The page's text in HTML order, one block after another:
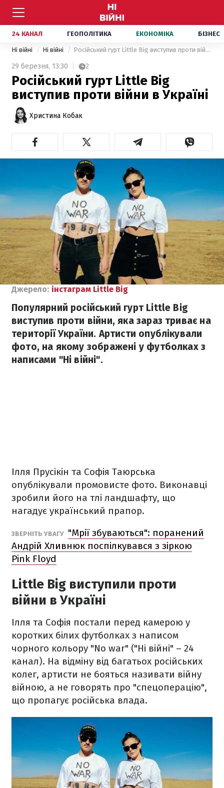
24 КАНАЛ ГЕОПОЛІТИКА ЕКОНОМІКА БІЗНЕС
Ні війні Ні війні Російський гурт Little Big виступив проти війни в Україні
29 березня, 13:30 2
Російський гурт Little Big
виступив проти війни в Україні
Христина Кобак
Джерело: інстаграм Little Big
Популярний російський гурт Little Big
виступив проти війни, яка зараз триває на
території України. Артисти опублікували
фото, на якому зображені у футболках з
написами "Ні війні".
Ілля Прусікін та Софія Таюрська
опублікували промовисте фото. Виконавці
зробили його на тлі ландшафту, що
нагадує український прапор.
ЗВЕРНІТЬ УВАГУ "Мрії збуваються": поранений
Андрій Хливнюк поспілкувався з зіркою
Pink Floyd
Little Big виступили проти
війни в Україні
Ілля та Софія постали перед камерою у
коротких білих футболках з написом
чорного кольору "No war" ("Ні війні" – 24
канал). На відміну від багатьох російських
колег, артисти не бояться називати війну
війною, а не говорять про "спецоперацію",
що пропагує російська влада.